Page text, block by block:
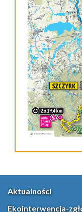
Aktualności
Ekointerwencja-